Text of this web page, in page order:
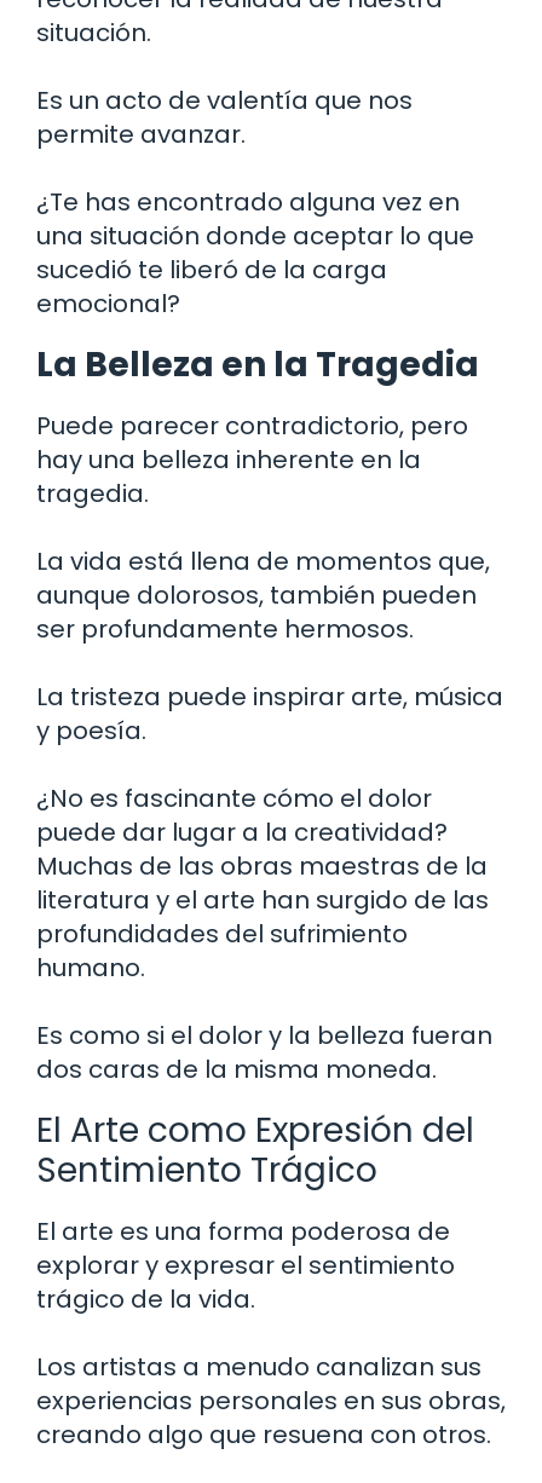
situación.
Es un acto de valentía que nos
permite avanzar.
¿Te has encontrado alguna vez en
una situación donde aceptar lo que
sucedió te liberó de la carga
emocional?
La Belleza en la Tragedia
Puede parecer contradictorio, pero
hay una belleza inherente en la
tragedia.
La vida está llena de momentos que,
aunque dolorosos, también pueden
ser profundamente hermosos.
La tristeza puede inspirar arte, música
y poesía.
¿No es fascinante cómo el dolor
puede dar lugar a la creatividad?
Muchas de las obras maestras de la
literatura y el arte han surgido de las
profundidades del sufrimiento
humano.
Es como si el dolor y la belleza fueran
dos caras de la misma moneda.
El Arte como Expresión del
Sentimiento Trágico
El arte es una forma poderosa de
explorar y expresar el sentimiento
trágico de la vida.
Los artistas a menudo canalizan sus
experiencias personales en sus obras,
creando algo que resuena con otros.